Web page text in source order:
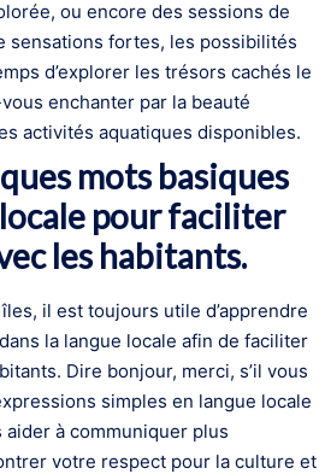
ou encore des sessions de
sensations fortes, les possibilités
d’explorer les trésors cachés le
enchanter par la beauté
activités aquatiques disponibles.
mots basiques
pour faciliter
les habitants.
il est toujours utile d’apprendre
la langue locale afin de faciliter
Dire bonjour, merci, s’il vous
simples en langue locale
à communiquer plus
votre respect pour la culture et